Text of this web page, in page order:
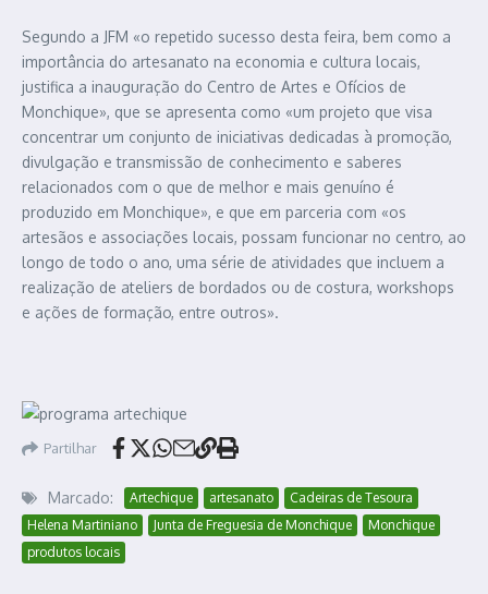
Segundo a JFM «o repetido sucesso desta feira, bem como a
importância do artesanato na economia e cultura locais,
justifica a inauguração do Centro de Artes e Ofícios de
Monchique», que se apresenta como «um projeto que visa
concentrar um conjunto de iniciativas dedicadas à promoção,
divulgação e transmissão de conhecimento e saberes
relacionados com o que de melhor e mais genuíno é
produzido em Monchique», e que em parceria com «os
artesãos e associações locais, possam funcionar no centro, ao
longo de todo o ano, uma série de atividades que incluem a
realização de ateliers de bordados ou de costura, workshops
e ações de formação, entre outros».
Partilhar
Marcado: Artechique artesanato
Cadeiras de Tesoura
Helena Martiniano
Junta de Freguesia de Monchique
Monchique
produtos locais